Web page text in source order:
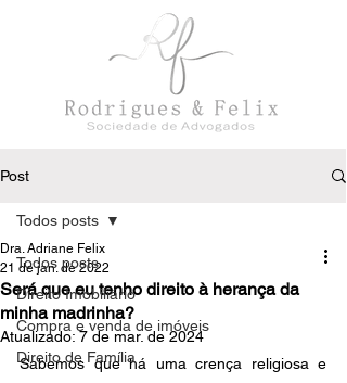
Post
Todos posts
Direito Imobiliário
Compra e venda de imóveis
Direito de Família
Todos posts
Será que eu tenho direito à herança da
minha madrinha?
Dra. Adriane Felix
21 de jan. de 2022
Atualizado:7 de mar. de 2024
Sabemos que há uma crença religiosa e